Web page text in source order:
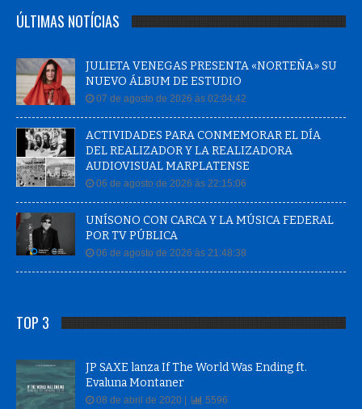
ÚLTIMAS NOTÍCIAS
JULIETA VENEGAS PRESENTA «NORTEÑA» SU
NUEVO ÁLBUM DE ESTUDIO
07 de agosto de 2026 às 02:04:42
ACTIVIDADES PARA CONMEMORAR EL DÍA
DEL REALIZADOR Y LA REALIZADORA
AUDIOVISUAL MARPLATENSE
06 de agosto de 2026 às 22:15:06
UNÍSONO CON CARCA Y LA MÚSICA FEDERAL
POR TV PÚBLICA
06 de agosto de 2026 às 21:48:38
TOP 3
JP SAXE lanza If The World Was Ending ft.
Evaluna Montaner
08 de abril de 2020 | 5596